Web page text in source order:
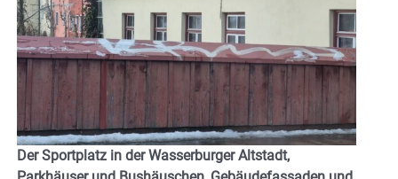
Der Sportplatz in der Wasserburger Altstadt,